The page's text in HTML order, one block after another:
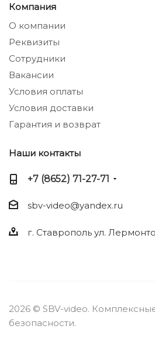
Компания
О компании
Реквизиты
Сотрудники
Вакансии
Условия оплаты
Условия доставки
Гарантия и возврат
Наши контакты
+7 (8652) 71-27-71
sbv-video@yandex.ru
г. Ставрополь ул.
2026 © SBV-video.
безопасности.